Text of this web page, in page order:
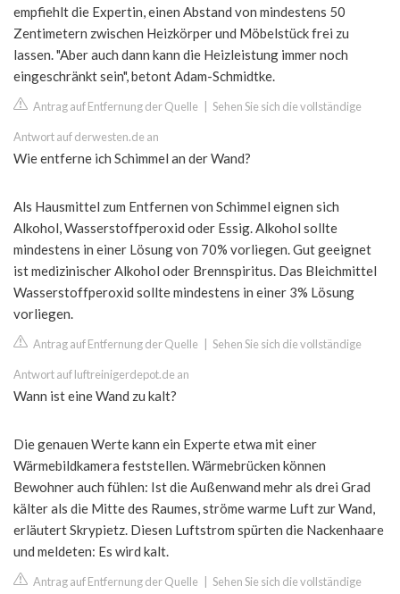
empfiehlt die Expertin, einen Abstand von mindestens 50
Zentimetern zwischen Heizkörper und Möbelstück frei zu
lassen. "Aber auch dann kann die Heizleistung immer noch
eingeschränkt sein", betont Adam-Schmidtke.
Antrag auf Entfernung der Quelle Sehen Sie sich die vollständige
Antwort auf derwesten.de an
Wie entferne ich Schimmel an der Wand?
Als Hausmittel zum Entfernen von Schimmel eignen sich
Alkohol, Wasserstoffperoxid oder Essig. Alkohol sollte
mindestens in einer Lösung von 70% vorliegen. Gut geeignet
ist medizinischer Alkohol oder Brennspiritus. Das Bleichmittel
Wasserstoffperoxid sollte mindestens in einer 3% Lösung
vorliegen.
Antrag auf Entfernung der Quelle Sehen Sie sich die vollständige
Antwort auf luftreinigerdepot.de an
Wann ist eine Wand zu kalt?
Die genauen Werte kann ein Experte etwa mit einer
Wärmebildkamera feststellen. Wärmebrücken können
Bewohner auch fühlen: Ist die Außenwand mehr als drei Grad
kälter als die Mitte des Raumes, ströme warme Luft zur Wand,
erläutert Skrypietz. Diesen Luftstrom spürten die Nackenhaare
und meldeten: Es wird kalt.
Antrag auf Entfernung der Quelle Sehen Sie sich die vollständige